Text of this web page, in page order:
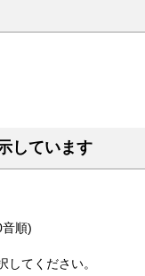
しています
順)
てください。